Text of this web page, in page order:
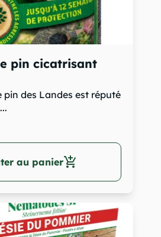
pin cicatrisant
pin des Landes est réputé
au panieradd_shopping_cart